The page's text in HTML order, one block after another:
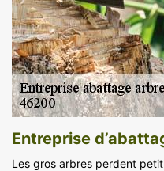
Entreprise
Les gros arbres perdent